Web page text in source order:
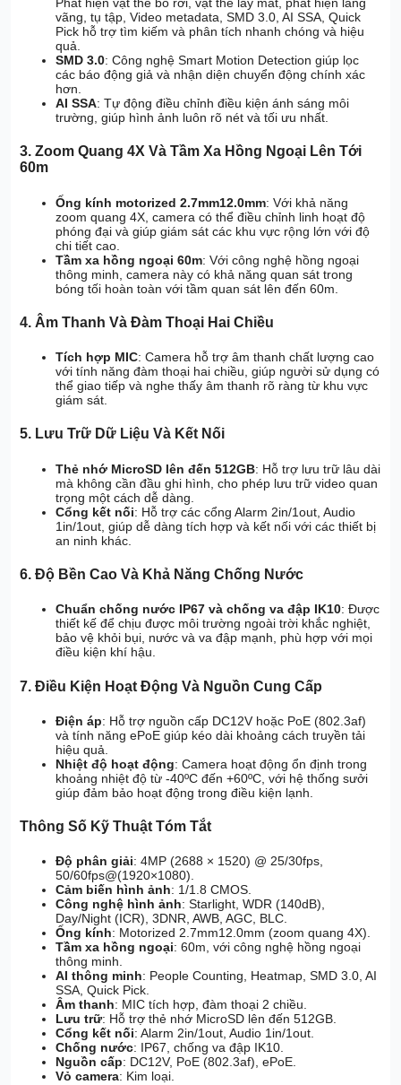
vãng, tụ tập, Video metadata, SMD 3.0, AI SSA, Quick
Pick hỗ trợ tìm kiếm và phân tích nhanh chóng và hiệu
quả.
SMD 3.0: Công nghệ Smart Motion Detection giúp lọc
các báo động giả và nhận diện chuyển động chính xác
hơn.
AI SSA: Tự động điều chỉnh điều kiện ánh sáng môi
trường, giúp hình ảnh luôn rõ nét và tối ưu nhất.
3. Zoom Quang 4X Và Tầm Xa Hồng Ngoại Lên Tới
60m
Ống kính motorized 2.7mm12.0mm: Với khả năng
zoom quang 4X, camera có thể điều chỉnh linh hoạt độ
phóng đại và giúp giám sát các khu vực rộng lớn với độ
chi tiết cao.
Tầm xa hồng ngoại 60m: Với công nghệ hồng ngoại
thông minh, camera này có khả năng quan sát trong
bóng tối hoàn toàn với tầm quan sát lên đến 60m.
4. Âm Thanh Và Đàm Thoại Hai Chiều
Tích hợp MIC: Camera hỗ trợ âm thanh chất lượng cao
với tính năng đàm thoại hai chiều, giúp người sử dụng có
thể giao tiếp và nghe thấy âm thanh rõ ràng từ khu vực
giám sát.
5. Lưu Trữ Dữ Liệu Và Kết Nối
Thẻ nhớ MicroSD lên đến 512GB: Hỗ trợ lưu trữ lâu dài
mà không cần đầu ghi hình, cho phép lưu trữ video quan
trọng một cách dễ dàng.
Cổng kết nối: Hỗ trợ các cổng Alarm 2in/1out, Audio
1in/1out, giúp dễ dàng tích hợp và kết nối với các thiết bị
an ninh khác.
6. Độ Bền Cao Và Khả Năng Chống Nước
Chuẩn chống nước IP67 và chống va đập IK10: Được
thiết kế để chịu được môi trường ngoài trời khắc nghiệt,
bảo vệ khỏi bụi, nước và va đập mạnh, phù hợp với mọi
điều kiện khí hậu.
7. Điều Kiện Hoạt Động Và Nguồn Cung Cấp
Điện áp: Hỗ trợ nguồn cấp DC12V hoặc PoE (802.3af)
và tính năng ePoE giúp kéo dài khoảng cách truyền tải
hiệu quả.
Nhiệt độ hoạt động: Camera hoạt động ổn định trong
khoảng nhiệt độ từ -40ºC đến +60ºC, với hệ thống sưởi
giúp đảm bảo hoạt động trong điều kiện lạnh.
Thông Số Kỹ Thuật Tóm Tắt
Độ phân giải: 4MP (2688 × 1520) @ 25/30fps,
50/60fps@(1920×1080).
Cảm biến hình ảnh: 1/1.8 CMOS.
Công nghệ hình ảnh: Starlight, WDR (140dB),
Day/Night (ICR), 3DNR, AWB, AGC, BLC.
Ống kính: Motorized 2.7mm12.0mm (zoom quang 4X).
Tầm xa hồng ngoại: 60m, với công nghệ hồng ngoại
thông minh.
AI thông minh: People Counting, Heatmap, SMD 3.0, AI
SSA, Quick Pick.
Âm thanh: MIC tích hợp, đàm thoại 2 chiều.
Lưu trữ: Hỗ trợ thẻ nhớ MicroSD lên đến 512GB.
Cổng kết nối: Alarm 2in/1out, Audio 1in/1out.
Chống nước: IP67, chống va đập IK10.
Nguồn cấp: DC12V, PoE (802.3af), ePoE.
Vỏ camera: Kim loại.